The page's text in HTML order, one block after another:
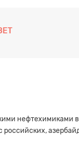
нефтехимиками